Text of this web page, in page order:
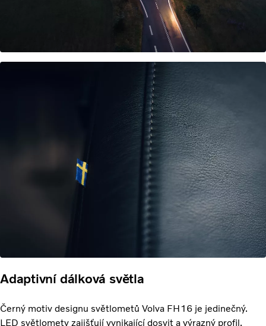
Adaptivní dálková světla
Černý motiv designu světlometů Volva FH16 je jedinečný.
LED světlomety zajišťují vynikající dosvit a výrazný profil.